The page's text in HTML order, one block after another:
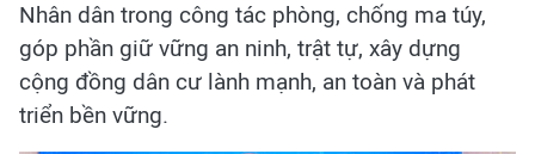
Nhân dân trong công tác phòng, chống ma túy,
góp phần giữ vững an ninh, trật tự, xây dựng
cộng đồng dân cư lành mạnh, an toàn và phát
triển bền vững.